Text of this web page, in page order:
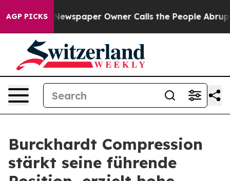
AGP PICKS Owner Calls the People Abruptly Laid off
Burckhardt Compression
stärkt seine führende